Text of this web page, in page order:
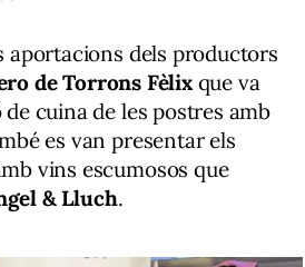
aportacions dels productors
de Torrons Fèlixque va
cuina de les postres amb
es van presentar els
vins escumosos que
& Lluch.